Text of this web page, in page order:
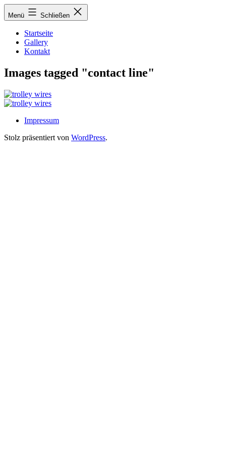
Zum
Inhalt
Menü Schließen
Startseite
Gallery
Kontakt
Images tagged "contact line"
Impressum
Stolz präsentiert von WordPress.